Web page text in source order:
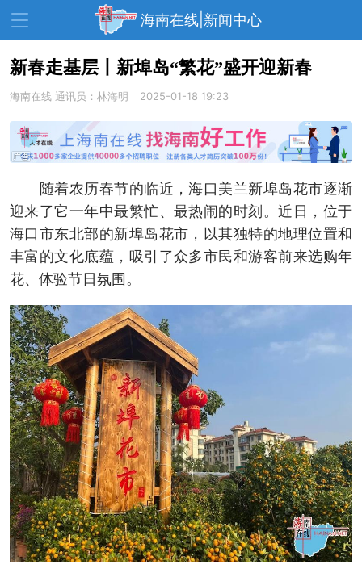
海南在线|新闻中心
资讯中心 热点 旅游
文体 财经
教育 健康 房产
家装 交通 美食
生活 演出 活动
展会 走读海南 周末去哪儿
新春走基层丨新埠岛“繁花”盛开迎新春
海南在线 通讯员：林海明 2025-01-18 19:23
随着农历春节的临近，海口美兰新埠岛花市逐渐
迎来了它一年中最繁忙、最热闹的时刻。近日，位于
海口市东北部的新埠岛花市，以其独特的地理位置和
丰富的文化底蕴，吸引了众多市民和游客前来选购年
花、体验节日氛围。